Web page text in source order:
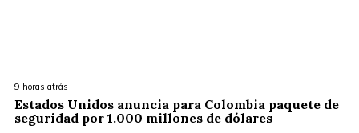
9 horas atrás
Estados Unidos anuncia para Colombia paquete de
seguridad por 1.000 millones de dólares